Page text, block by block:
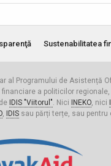
Sustenabilitatea
al Programului de Asistență
a politicilor
IDIS "Viitorul". Nici INEKO, nici
, IDISsau părți terțe, sau pentru